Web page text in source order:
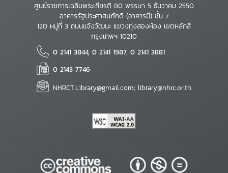
ศูนย์ราชการเฉลิมพระเกียรติ 80 พรรษา 5 ธันวาคม 2550
อาคารรัฐประศาสนภักดี (อาคารบี) ชั้น 7
120 หมู่ที่ 3 ถนนแจ้งวัฒนะ แขวงทุ่งสองห้อง เขตหลักสี่
กรุงเทพฯ 10210
0 2141 3844, 0 2141 1987, 0 2141 3881
0 2143 7746
NHRCT.Library@gmail.com; library@nhrc.or.th